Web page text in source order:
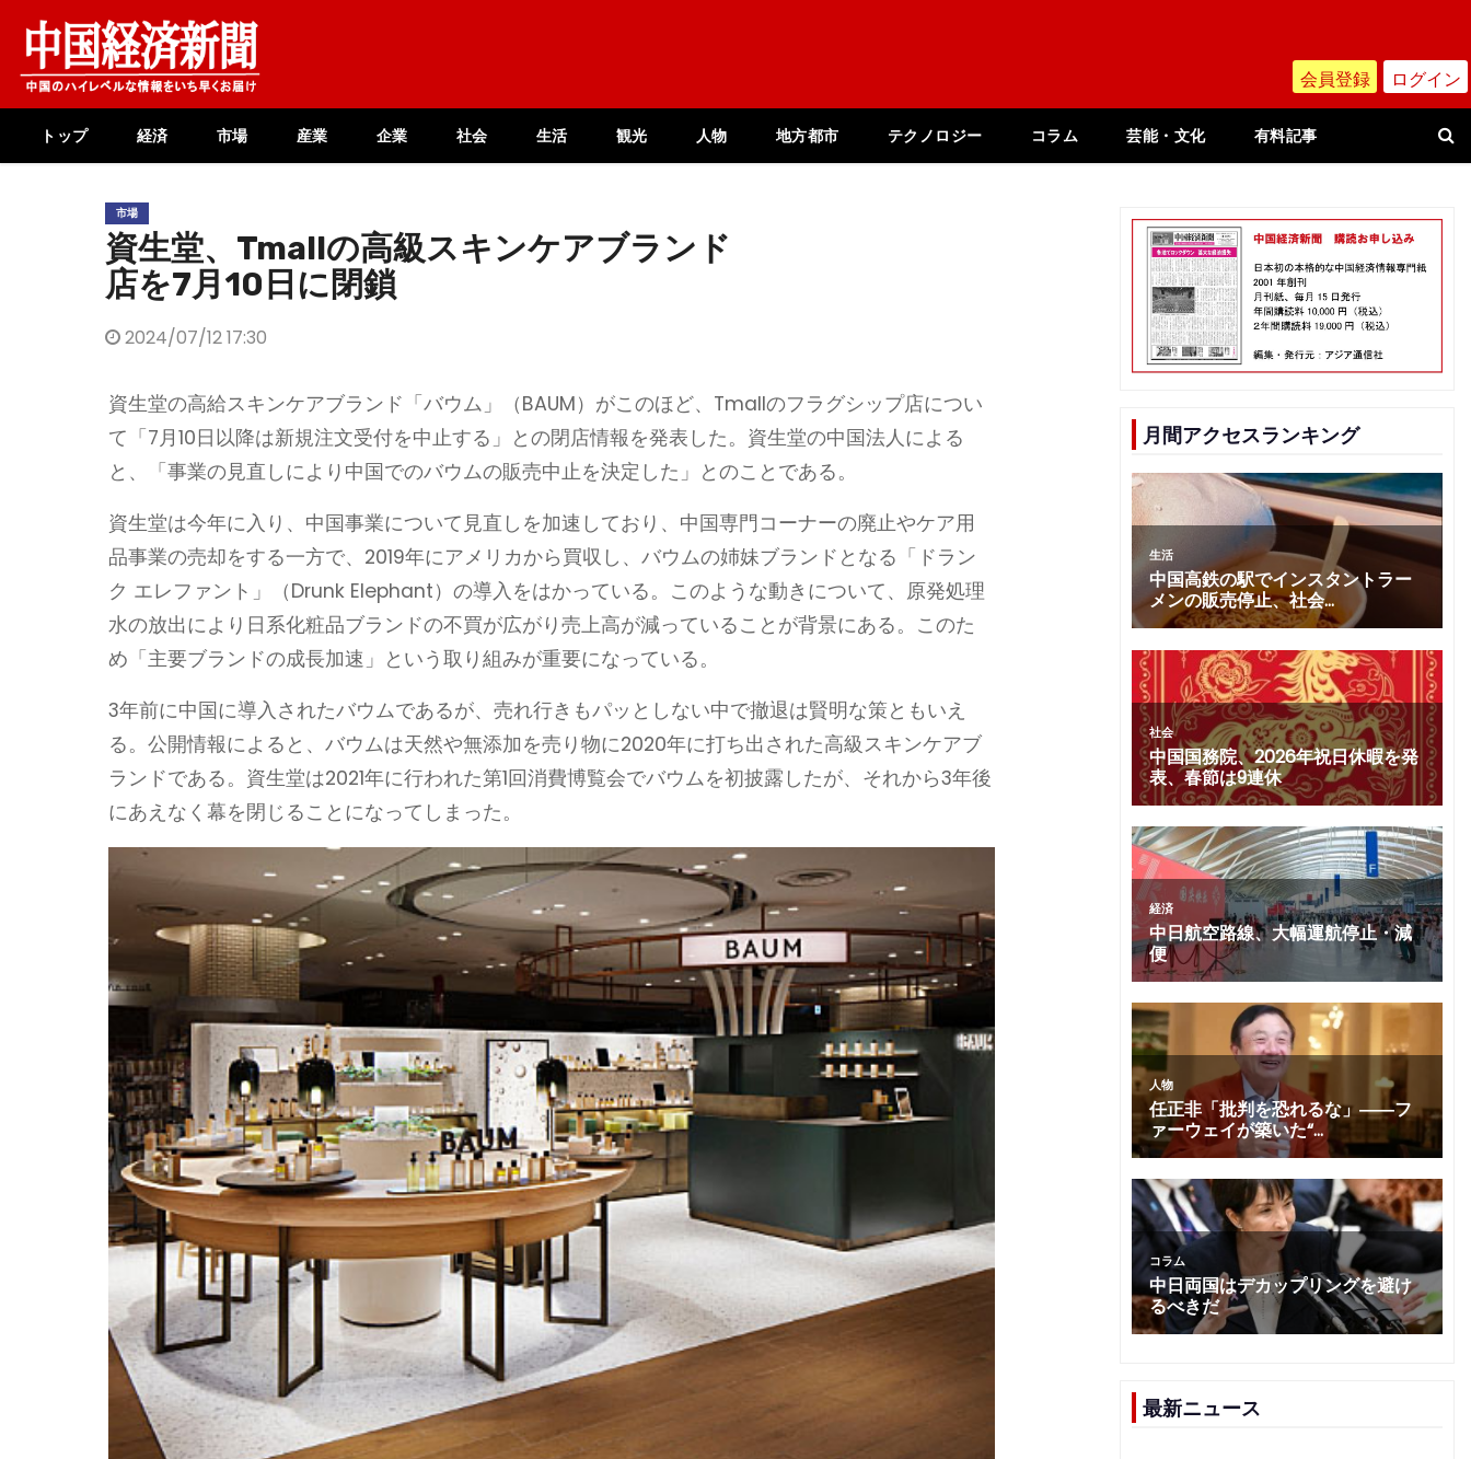
content
会員登録 ログイン
トップ 経済 市場 産業 企業 社会 生活 観光 人物 地方都市 テクノロジー コラム 芸能・文化 有料記事
市場
資生堂、Tmallの高級スキンケアブランド
店を7月10日に閉鎖
2024/07/12 17:30
資生堂の高給スキンケアブランド「バウム」（BAUM）がこのほど、Tmallのフラグシップ店につい
て「7月10日以降は新規注文受付を中止する」との閉店情報を発表した。資生堂の中国法人による
と、「事業の見直しにより中国でのバウムの販売中止を決定した」とのことである。
資生堂は今年に入り、中国事業について見直しを加速しており、中国専門コーナーの廃止やケア用
品事業の売却をする一方で、2019年にアメリカから買収し、バウムの姉妹ブランドとなる「ドラン
ク エレファント」（Drunk Elephant）の導入をはかっている。このような動きについて、原発処理
水の放出により日系化粧品ブランドの不買が広がり売上高が減っていることが背景にある。このた
め「主要ブランドの成長加速」という取り組みが重要になっている。
3年前に中国に導入されたバウムであるが、売れ行きもパッとしない中で撤退は賢明な策ともいえ
る。公開情報によると、バウムは天然や無添加を売り物に2020年に打ち出された高級スキンケアブ
ランドである。資生堂は2021年に行われた第1回消費博覧会でバウムを初披露したが、それから3年後
にあえなく幕を閉じることになってしまった。
月間アクセスランキング
最新ニュース